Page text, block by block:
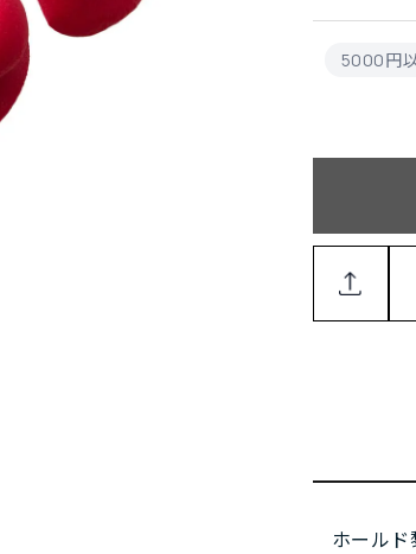
5000円
ホール